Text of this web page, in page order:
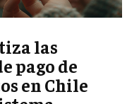
ORGANIZACIONAL
Y
SOCIAL
las
pago de
en Chile